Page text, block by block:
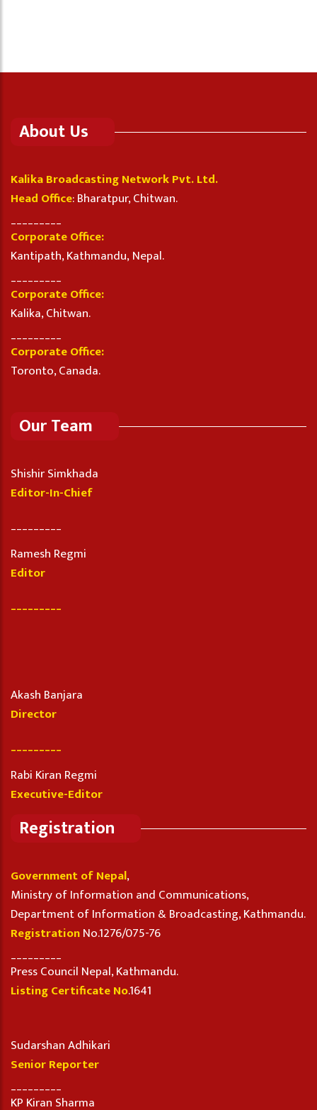
About Us
Kalika Broadcasting Network Pvt. Ltd.
Head Office: Bharatpur, Chitwan.
Corporate Office:
Kantipath, Kathmandu, Nepal.
Corporate Office:
Kalika, Chitwan.
Corporate Office:
Toronto, Canada.
Our Team
Shishir Simkhada
Editor-In-Chief
Ramesh Regmi
Editor
_________
Akash Banjara
Director
_________
Rabi Kiran Regmi
Executive-Editor
Registration
Government of Nepal,
Ministry of Information and Communications,
Department of Information & Broadcasting, Kathmandu.
RegistrationNo.1276/075-76
Press Council Nepal, Kathmandu.
Listing Certificate No.1641
Sudarshan Adhikari
Senior Reporter
KP Kiran Sharma